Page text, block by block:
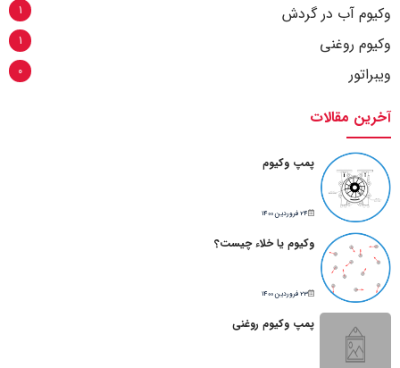
وکیوم آب در گردش 1
وکیوم روغنی 1
ویبراتور 0
آخرین مقالات
پمپ وکیوم
24 فروردین 1400
وکیوم یا خلاء چیست؟
23 فروردین 1400
پمپ وکیوم روغنی